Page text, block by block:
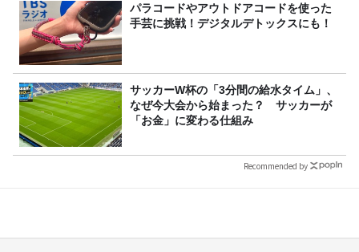
パラコードやアウトドアコードを使った
手芸に挑戦！デジタルデトックスにも！
サッカーW杯の「3分間の給水タイム」、
なぜ今大会から始まった？ サッカーが
「お金」に変わる仕組み
Recommended by